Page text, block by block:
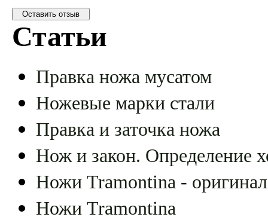
Статьи
Правка ножа мусатом
Ножевые марки стали
Правка и заточка ножа
Нож и закон. Определение
Ножи Tramontina -
Ножи Tramontina